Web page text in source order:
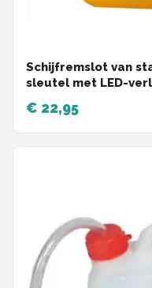
Schijfremslot van
sleutel met LED-
€ 22,95